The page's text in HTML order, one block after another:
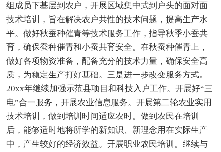
组成员下基层到农户，开展区域集中式到户头的面对面
技术培训，旨在解决农户共性的技术问题，提高生产水
平。做好秋蚕种催青等技术服务工作，指导秋季小蚕共
育，确保蚕种催青和小蚕共育安全。在秋蚕种催青上，
做好各项物资准备，配备充分的技术力量，确保安全高
质，为稳定生产打好基础。三是进一步改变服务方式。
20xx年继续加强示范县项目和科技入户工作。开展好“三
电”合一服务，开展农业信息服务。开展第二轮农业实用
技术培训，做到培训时间适应农时。做到农民在培训
后，能够适时地将所学的新知识、新理念用在实际生产
中，产生较好的经济效益。开展职业农民培训。继续与